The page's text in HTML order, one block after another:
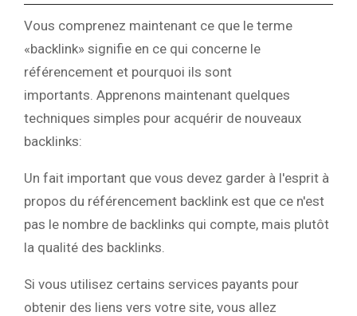
Vous comprenez maintenant ce que le terme
«backlink» signifie en ce qui concerne le
référencement et pourquoi ils sont
importants. Apprenons maintenant quelques
techniques simples pour acquérir de nouveaux
backlinks:
Un fait important que vous devez garder à l'esprit à
propos du référencement backlink est que ce n'est
pas le nombre de backlinks qui compte, mais plutôt
la qualité des backlinks.
Si vous utilisez certains services payants pour
obtenir des liens vers votre site, vous allez